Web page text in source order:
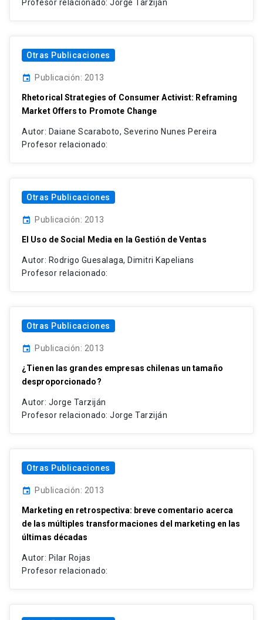
Profesor relacionado: Jorge Tarziján
Otras Publicaciones
event Publicación: 2013
Rhetorical Strategies of Consumer Activist: Reframing
Market Offers to Promote Change
Autor: Daiane Scaraboto, Severino Nunes Pereira
Profesor relacionado:
Otras Publicaciones
event Publicación: 2013
El Uso de Social Media en la Gestión de Ventas
Autor: Rodrigo Guesalaga, Dimitri Kapelians
Profesor relacionado:
Otras Publicaciones
event Publicación: 2013
¿Tienen las grandes empresas chilenas un tamaño
desproporcionado?
Autor: Jorge Tarziján
Profesor relacionado: Jorge Tarziján
Otras Publicaciones
event Publicación: 2013
Marketing en retrospectiva: breve comentario acerca
de las múltiples transformaciones del marketing en las
últimas décadas
Autor: Pilar Rojas
Profesor relacionado: